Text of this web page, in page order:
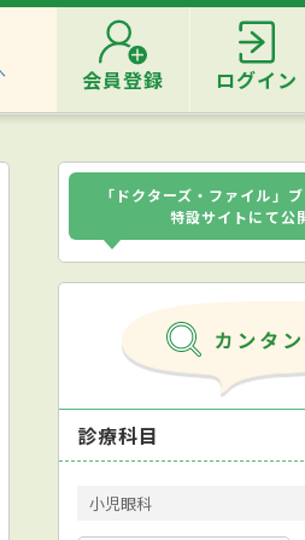
会員登録 ログイン
「ドクターズ・ファイル」
特設サイトにて公
診療科目
小児眼科